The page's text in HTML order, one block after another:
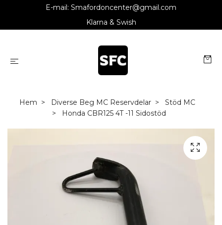
E-mail: Smafordoncenter@gmail.com
Klarna & Swish
Hem Diverse Beg MC Reservdelar
Stöd MC
Honda CBR125 4T -11 Sidostöd